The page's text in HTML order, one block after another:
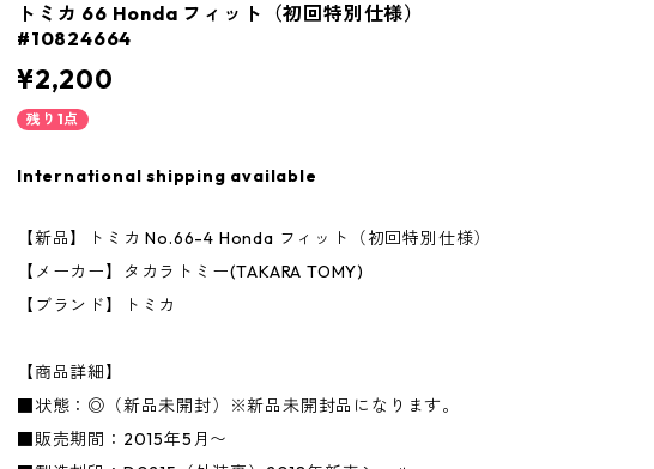
トミカ 66 Honda フィット（初回特別仕様）
#10824664
¥2,200
残り1点
International shipping available
【新品】トミカ No.66-4 Honda フィット（初回特別仕様）
【メーカー】タカラトミー(TAKARA TOMY)
【ブランド】トミカ
【商品詳細】
■状態：◎（新品未開封）※新品未開封品になります。
■販売期間：2015年5月〜